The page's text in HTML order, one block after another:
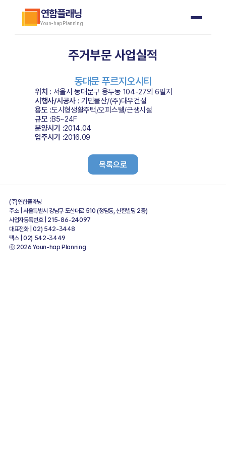
연합플래닝
Youn-hap Planning
주거부문 사업실적
동대문 푸르지오시티
위치 : 서울시 동대문구 용두동 104-27외 6필지
시행사/시공사 : 기민물산/(주)대우건설
규모 :B5~24F
용도 :도시형생활주택/오피스텔/근생시설
분양시기 :2014.04
입주시기 :2016.09
목록으로
(주)연합플래닝
주소 | 서울특별시 강남구 도산대로 510 (청담동, 신한빌딩 2층)
사업자등록번호 | 215-86-24097
대표전화 | 02) 542-3448
팩스 | 02) 542-3449
ⓒ 2026 Youn-hap Planning